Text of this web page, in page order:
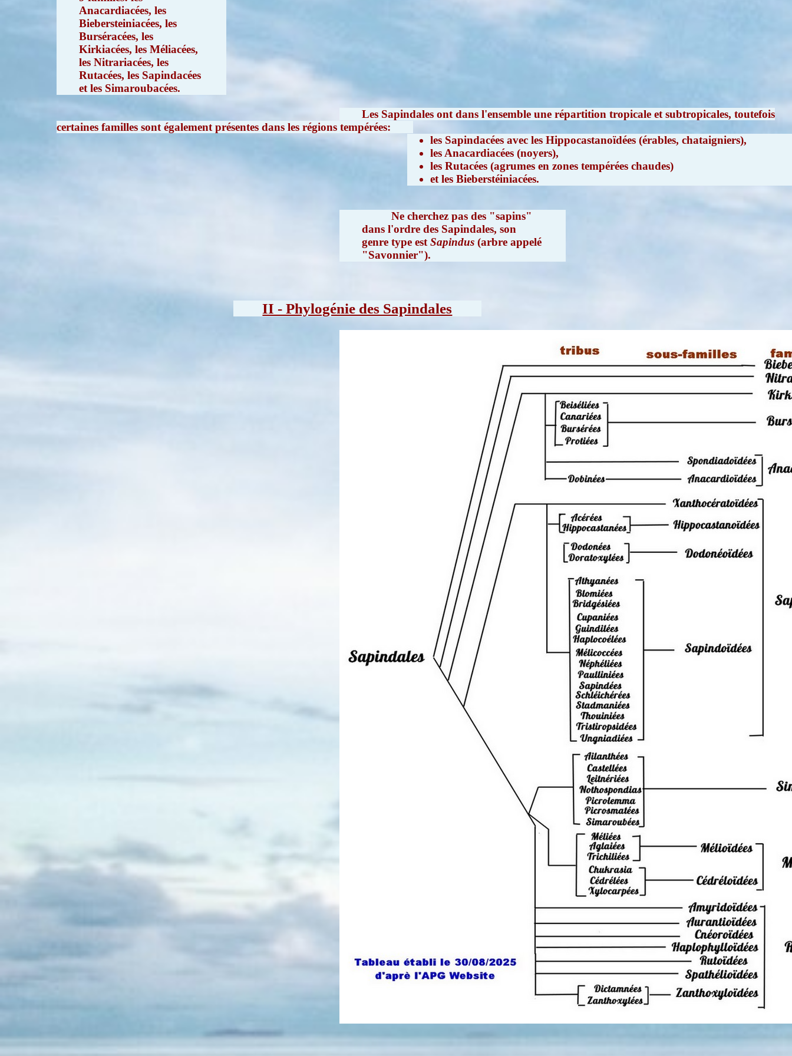
Anacardiacées, les
Biebersteiniacées, les
Burséracées, les
Kirkiacées, les Méliacées,
les Nitrariacées, les
Rutacées, les Sapindacées
et les Simaroubacées.
Les Sapindales ont dans l'ensemble une répartition tropicale et subtropicales, toutefois
certaines familles sont également présentes dans les régions tempérées:
les Sapindacées avec les Hippocastanoïdées (érables, chataigniers),
les Anacardiacées (noyers),
les Rutacées (agrumes en zones tempérées chaudes)
et les Bieberstéiniacées.
Ne cherchez pas des "sapins"
dans l'ordre des Sapindales, son
genre type estSapindus (arbre appelé
"Savonnier").
II - Phylogénie des Sapindales